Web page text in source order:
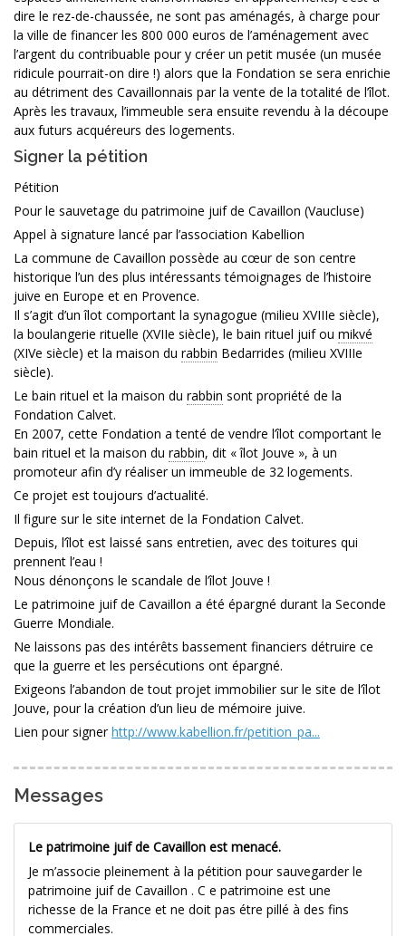
dire le rez-de-chaussée, ne sont pas aménagés, à charge pour
la ville de financer les 800 000 euros de l’aménagement avec
l’argent du contribuable pour y créer un petit musée (un musée
ridicule pourrait-on dire !) alors que la Fondation se sera enrichie
au détriment des Cavaillonnais par la vente de la totalité de l’îlot.
Après les travaux, l’immeuble sera ensuite revendu à la découpe
aux futurs acquéreurs des logements.
Signer la pétition
Pétition
Pour le sauvetage du patrimoine juif de Cavaillon (Vaucluse)
Appel à signature lancé par l’association Kabellion
La commune de Cavaillon possède au cœur de son centre
historique l’un des plus intéressants témoignages de l’histoire
juive en Europe et en Provence.
Il s’agit d’un îlot comportant la synagogue (milieu XVIIIe siècle),
la boulangerie rituelle (XVIIe siècle), le bain rituel juif ou mikvé
(XIVe siècle) et la maison du rabbin Bedarrides (milieu XVIIIe
siècle).
Le bain rituel et la maison du rabbin sont propriété de la
Fondation Calvet.
En 2007, cette Fondation a tenté de vendre l’îlot comportant le
bain rituel et la maison du rabbin, dit « îlot Jouve », à un
promoteur afin d’y réaliser un immeuble de 32 logements.
Ce projet est toujours d’actualité.
Il figure sur le site internet de la Fondation Calvet.
Depuis, l’îlot est laissé sans entretien, avec des toitures qui
prennent l’eau !
Nous dénonçons le scandale de l’îlot Jouve !
Le patrimoine juif de Cavaillon a été épargné durant la Seconde
Guerre Mondiale.
Ne laissons pas des intérêts bassement financiers détruire ce
que la guerre et les persécutions ont épargné.
Exigeons l’abandon de tout projet immobilier sur le site de l’îlot
Jouve, pour la création d’un lieu de mémoire juive.
Lien pour signerhttp://www.kabellion.fr/petition_pa...
Messages
Le patrimoine juif de Cavaillon est menacé.
Je m’associe pleinement à la pétition pour sauvegarder le
patrimoine juif de Cavaillon . C e patrimoine est une
richesse de la France et ne doit pas étre pillé à des fins
commerciales.